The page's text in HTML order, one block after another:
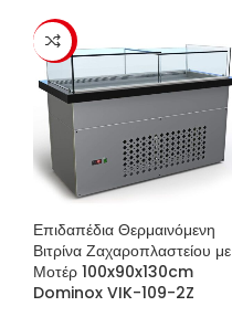
-23%
Επιδαπέδια Θερμαινόμενη
Βιτρίνα Ζαχαροπλαστείου με
Μοτέρ 100x90x130cm
Dominox VIK-109-2Z